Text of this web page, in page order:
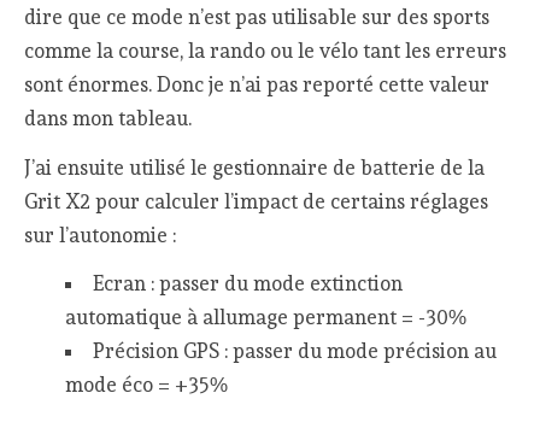
dire que ce mode n’est pas utilisable sur des sports
comme la course, la rando ou le vélo tant les erreurs
sont énormes. Donc je n’ai pas reporté cette valeur
dans mon tableau.
J’ai ensuite utilisé le gestionnaire de batterie de la
Grit X2 pour calculer l’impact de certains réglages
sur l’autonomie :
Ecran : passer du mode extinction
automatique à allumage permanent = -30%
Précision GPS : passer du mode précision au
mode éco = +35%